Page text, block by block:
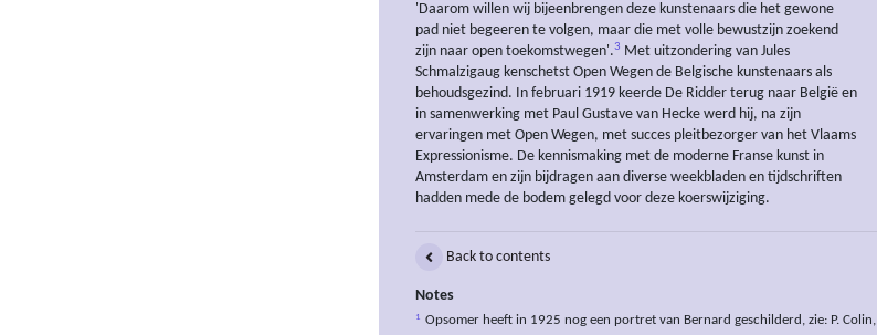
'Daarom willen wij bijeenbrengen deze kunstenaars die het gewone
pad niet begeeren te volgen, maar die met volle bewustzijn zoekend
zijn naar open toekomstwegen'.3 Met uitzondering van Jules
Schmalzigaug kenschetst Open Wegen de Belgische kunstenaars als
behoudsgezind. In februari 1919 keerde De Ridder terug naar België en
in samenwerking met Paul Gustave van Hecke werd hij, na zijn
ervaringen met Open Wegen, met succes pleitbezorger van het Vlaams
Expressionisme. De kennismaking met de moderne Franse kunst in
Amsterdam en zijn bijdragen aan diverse weekbladen en tijdschriften
hadden mede de bodem gelegd voor deze koerswijziging.
Back to contents
Notes
1 Opsomer heeft in 1925 nog een portret van Bernard geschilderd, zie: P. Colin,